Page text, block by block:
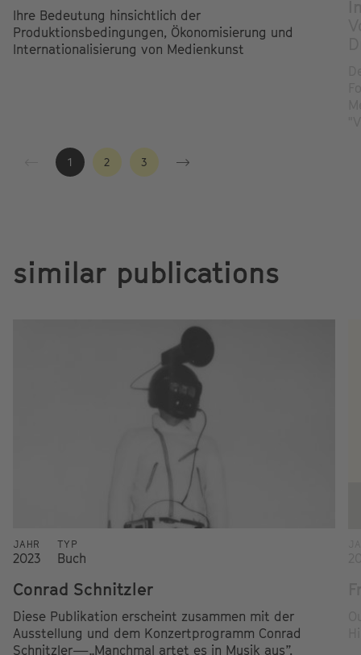
Ihre Bedeutung hinsichtlich der
Produktionsbedingungen, Ökonomisierung und
Internationalisierung von Medienkunst
1 2 3
similar publications
JAHR
2023
TYP
Buch
Conrad Schnitzler
Diese Publikation erscheint zusammen mit der
Ausstellung und dem Konzertprogramm Conrad
Schnitzler—„Manchmal artet es in Musik aus”.